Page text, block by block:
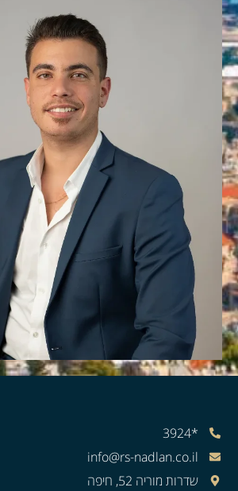
*3924
info@rs-nadlan.co.il
שדרות מוריה 52, חיפה